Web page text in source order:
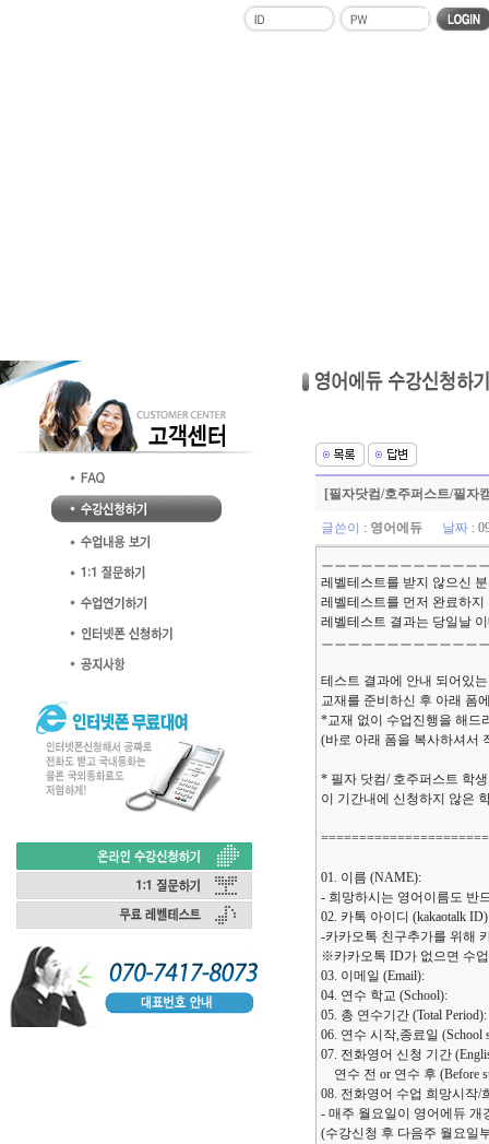
[필자닷컴/호주퍼스트/필자
글쓴이 : 영어에듀 날짜 :
ㅡㅡㅡㅡㅡㅡㅡㅡㅡㅡㅡㅡ
레벨테스트를 받지 않으신
레벨테스트를 먼저 완료하
레벨테스트 결과는 당일날
ㅡㅡㅡㅡㅡㅡㅡㅡㅡㅡㅡㅡ
테스트 결과에 안내 되어있는
교재를 준비하신 후 아래 폼
*교재 없이 수업진행을 해드
(바로 아래 폼을 복사하셔서
* 필자 닷컴/ 호주퍼스트 학
이 기간내에 신청하지 않은
01. 이름 (NAME):
- 희망하시는 영어이름도 반
02. 카톡 아이디 (kakaotalk
-카카오톡 친구추가를 위해
※카카오톡 ID가 없으면 수
03. 이메일 (Email):
04. 연수 학교 (School):
05. 총 연수기간 (Total Period):
06. 연수 시작,종료일 (School
07. 전화영어 신청 기간
연수 전 or 연수 후 (Before
08. 전화영어 수업 희망시작/
- 매주 월요일이 영어에듀 개
(수강신청 후 다음주 월요일